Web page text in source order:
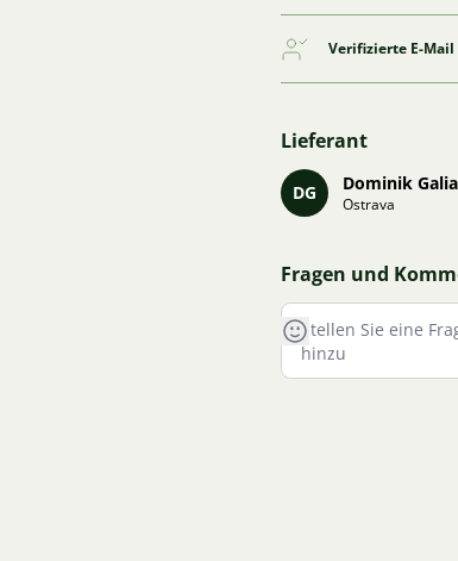
Verifizierte E-Mail
Lieferant
DG Dominik Galia
Ostrava
Fragen und